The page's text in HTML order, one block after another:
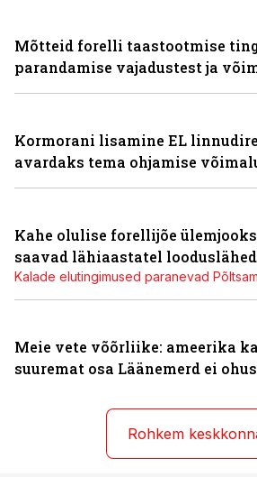
Mõtteid forelli taastootmise
parandamise vajadustest ja
Kormorani lisamine EL
avardaks tema ohjamise
Kahe olulise forellijõe
saavad lähiaastatel
Kalade elutingimused paranevad
Meie vete võõrliike: ameerika
suuremat osa Läänemerd ei
Rohkem